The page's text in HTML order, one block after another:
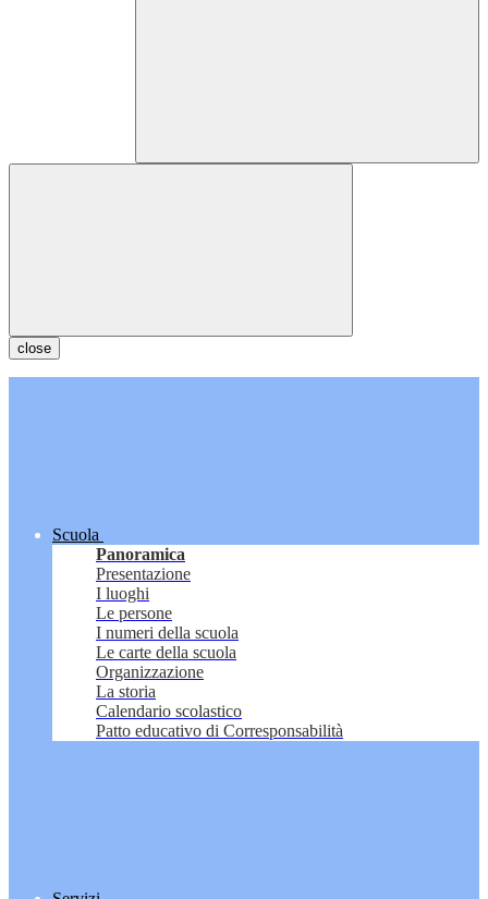
close
Scuola
Panoramica
Presentazione
I luoghi
Le persone
I numeri della scuola
Le carte della scuola
Organizzazione
La storia
Calendario scolastico
Patto educativo di Corresponsabilità